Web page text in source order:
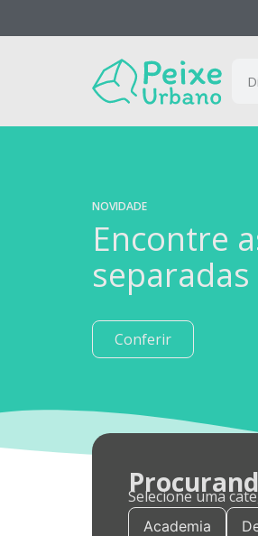
NOVIDADE
Encontre
Conferir
Selecione uma
Academia